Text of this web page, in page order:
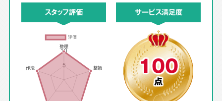
スタッフ評価 サービス満足度
100
点